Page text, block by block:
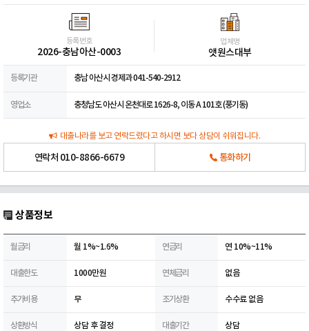
등록번호
2026-충남아산-0003
업체명
앳원스대부
등록기관 충남 아산시 경제과 041-540-2912
영업소 충청남도 아산시 온천대로 1626-8, 이동 A 101호 (풍기동)
대출나라를 보고 연락드렸다고 하시면 보다 상담이 쉬워집니다.
연락처 010-8866-6679 통화하기
상품정보
월금리 월 1%~1.6% 연금리 연 10%~11%
대출한도 1000만원 연체금리 없음
추가비용 무 조기상환 수수료 없음
상환방식 상담 후 결정 대출기간 상담